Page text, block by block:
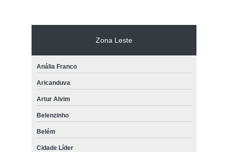
Zona Leste
Anália Franco
Aricanduva
Artur Alvim
Belenzinho
Belém
Cidade Líder